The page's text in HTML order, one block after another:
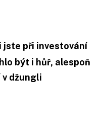
jste při investování
být i hůř, alespoň
džungli